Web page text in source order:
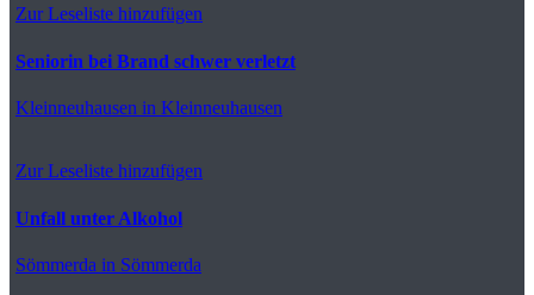
Zur Leseliste hinzufügen
Seniorin bei Brand schwer verletzt
Kleinneuhausen in Kleinneuhausen
Zur Leseliste hinzufügen
Unfall unter Alkohol
Sömmerda in Sömmerda